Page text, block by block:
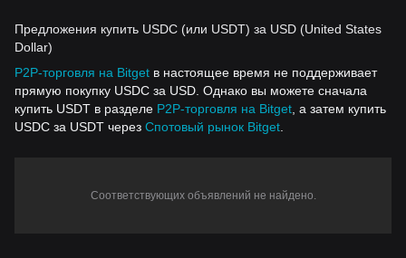
Предложения купить USDC (или USDT) за USD (United States
Dollar)
P2P-торговля на Bitget в настоящее время не поддерживает
прямую покупку USDC за USD. Однако вы можете сначала
купить USDT в разделе P2P-торговля на Bitget , а затем купить
USDC за USDT через Спотовый рынок Bitget
Соответствующих объявлений не найдено.